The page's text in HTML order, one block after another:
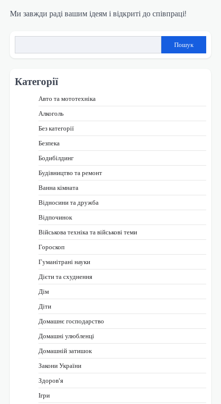
Ми завжди раді вашим ідеям і відкриті до співпраці!
Пошук
Категорії
Авто та мототехніка
Алкоголь
Без категорії
Безпека
Бодибілдинг
Будівництво та ремонт
Ванна кімната
Відносини та дружба
Відпочинок
Військова техніка та військові теми
Гороскоп
Гуманітрані науки
Дієти та схуднення
Дім
Діти
Домашнє господарство
Домашні улюбленці
Домашній затишок
Закони України
Здоров'я
Ігри